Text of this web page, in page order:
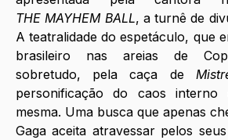
THE MAYHEM BALL, a turnê de
A teatralidade do espetáculo, que
brasileiro nas areias de
sobretudo, pela caça de
personificação do caos
mesma. Uma busca que apenas
Gaga aceita atravessar pelos